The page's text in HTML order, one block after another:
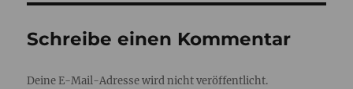
Schreibe einen Kommentar
Deine E-Mail-Adresse wird nicht veröffentlicht.